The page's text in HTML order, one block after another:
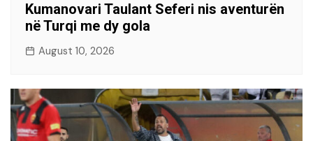
Kumanovari Taulant Seferi nis aventurën
në Turqi me dy gola
August 10, 2026